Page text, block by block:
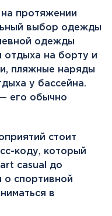
протяжении
выбор одежды
одежды
отдыха на борту и
пляжные наряды
у бассейна.
его обычно
стоит
коду, который
casual до
о спортивной
в